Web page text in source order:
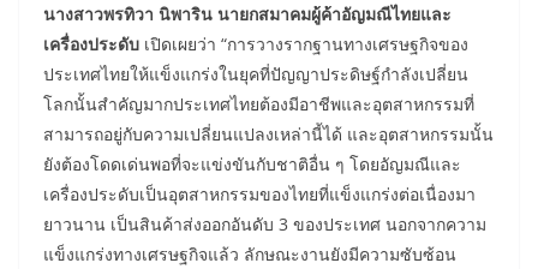
นางสาวพรทิวา นิพาริน นายกสมาคมผู้ค้าอัญมณีไทยและ
เครื่องประดับ เปิดเผยว่า “การวางรากฐานทางเศรษฐกิจของ
ประเทศไทยให้แข็งแกร่งในยุคที่ปัญญาประดิษฐ์กำลังเปลี่ยน
โลกนั้นสำคัญมากประเทศไทยต้องมีอาชีพและอุตสาหกรรมที่
สามารถอยู่กับความเปลี่ยนแปลงเหล่านี้ได้ และอุตสาหกรรมนั้น
ยังต้องโดดเด่นพอที่จะแข่งขันกับชาติอื่น ๆ โดยอัญมณีและ
เครื่องประดับเป็นอุตสาหกรรมของไทยที่แข็งแกร่งต่อเนื่องมา
ยาวนาน เป็นสินค้าส่งออกอันดับ 3 ของประเทศ นอกจากความ
แข็งแกร่งทางเศรษฐกิจแล้ว ลักษณะงานยังมีความซับซ้อน